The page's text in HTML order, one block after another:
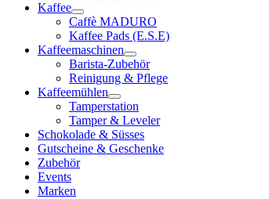
Kaffee
Caffè MADURO
Kaffee Pads (E.S.E)
Kaffeemaschinen
Barista-Zubehör
Reinigung & Pflege
Kaffeemühlen
Tamperstation
Tamper & Leveler
Schokolade & Süsses
Gutscheine & Geschenke
Zubehör
Events
Marken